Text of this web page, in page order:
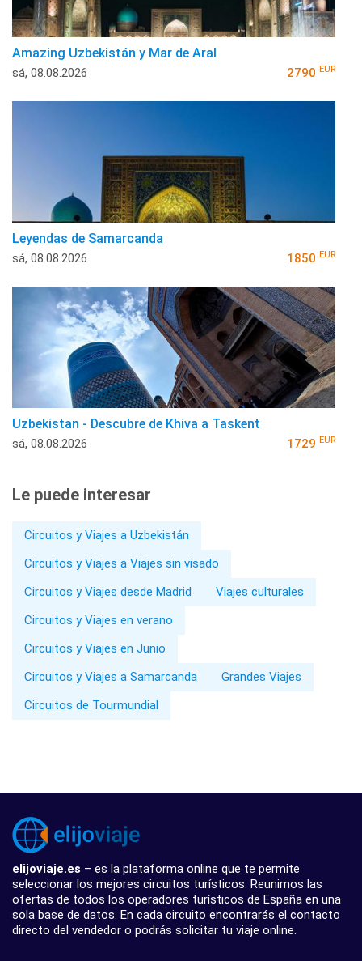
Amazing Uzbekistán y Mar de Aral
sá, 08.08.2026 2790 EUR
Leyendas de Samarcanda
sá, 08.08.2026 1850 EUR
Uzbekistan - Descubre de Khiva a Taskent
sá, 08.08.2026 1729 EUR
Le puede interesar
Circuitos y Viajes a Uzbekistán
Circuitos y Viajes a Viajes sin visado
Circuitos y Viajes desde Madrid
Viajes culturales
Circuitos y Viajes en verano
Circuitos y Viajes en Junio
Circuitos y Viajes a Samarcanda
Grandes Viajes
Circuitos de Tourmundial
elijoviaje.es – es la plataforma online que te permite
seleccionar los mejores circuitos turísticos. Reunimos las
ofertas de todos los operadores turísticos de España en una
sola base de datos. En cada circuito encontrarás el contacto
directo del vendedor o podrás solicitar tu viaje online.